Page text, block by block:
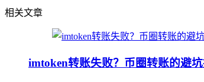
相关文章
imtoken转账失败？币圈转账的避